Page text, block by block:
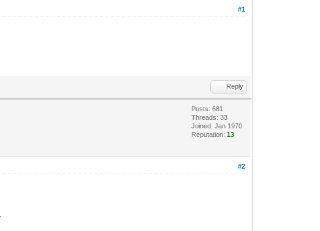
#1
Reply
Posts: 681
Threads: 33
Joined: Jan 1970
Reputation:13
#2